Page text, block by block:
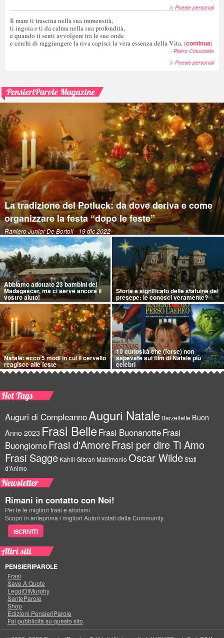
in Poesie personali
Il mare ti trascina nella sua immensità,
ti ingoia e ti da calma nella sua profondità,
e quando ti senti avvolgere tra le sue onde
e cerchi di raggiungere la riva capisci la vera essenza della Vita. (continua)
--Pietro Colucciello
in Poesie personali
PensieriParole Magazine
La tradizione del Potluck: da dove deriva e come
organizzare la festa “dopo le feste”
Raniero Junior De Bortoli- 19 dic 2022
Abbiamo adottato 23 bambini del
Madagascar, ma ci serve ancora il
vostro aiuto!
Storia e significato delle statuine del
presepe: le conosci veramente?
Natale: ecco 5 modi in cui il cervello
reagisce alle feste
10 curiosità che (forse) non
sapevate sui film di Natale più
celebri
Hot Tags
Auguri di CompleannoAuguri Natale Barzellette Buon
Anno 2023 Frasi BelleFrasi BuonanotteFrasi
BuongiornoFrasi d'AmoreFrasi per dire Ti Amo
Frasi Sagge Kahlil Gibran Matrimonio Oscar WildeStati
d'Animo
Newsletter
Rimani in contatto con Noi!
Per te le migliori frasi e aforismi.
Scopri in anteprima i migliori Autori votati dalla Community.
ISCRIVITI
Altri siti
PENSIERIPAROLE
Frasi
Save A Quote
LeggiDiMurphy
SanteParole
Shop
Edizioni PensieriParole
Fai pubblicità su questo sito